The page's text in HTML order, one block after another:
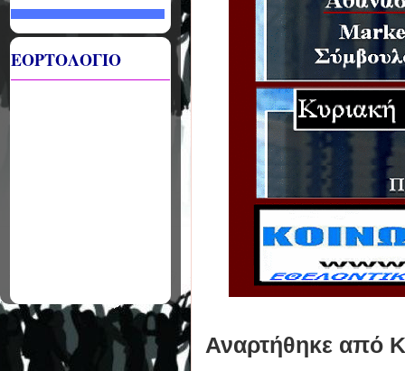
Αναρτήθηκε από
ΕΟΡΤΟΛΟΓΙΟ